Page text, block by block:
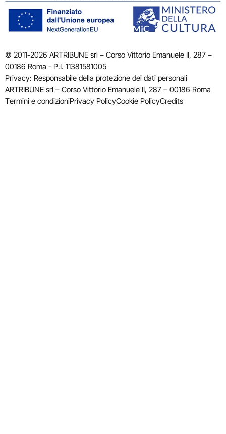
© 2011-2026 ARTRIBUNE srl – Corso Vittorio Emanuele II, 287 –
00186 Roma - P.I. 11381581005
Privacy: Responsabile della protezione dei dati personali
ARTRIBUNE srl – Corso Vittorio Emanuele II, 287 – 00186 Roma
Termini e condizioniPrivacy PolicyCookie PolicyCredits